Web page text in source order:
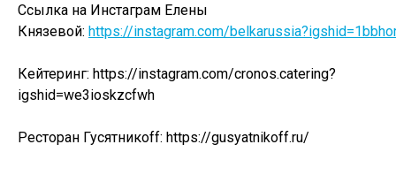
Ссылка на Инстаграм Елены
Князевой: https://instagram.com/
Кейтеринг: https://instagram.com/cronos.catering?
igshid=we3ioskzcfwh
Ресторан Гусятникoff: https://gusyatnikoff.ru/